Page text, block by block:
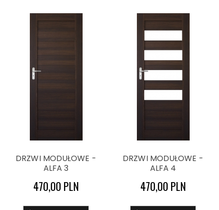
DRZWI MODUŁOWE -
ALFA 3
470,00 PLN
DRZWI MODUŁOWE -
ALFA 4
470,00 PLN